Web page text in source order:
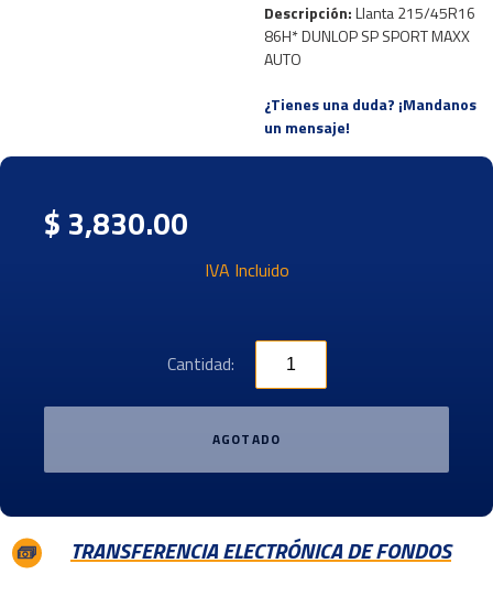
Descripción:Llanta 215/45R16
86H* DUNLOP SP SPORT MAXX
AUTO
¿Tienes una duda? ¡Mandanos
un mensaje!
$ 3,830.00
IVA Incluido
Cantidad:
AGOTADO
TRANSFERENCIA ELECTRÓNICA DE FONDOS